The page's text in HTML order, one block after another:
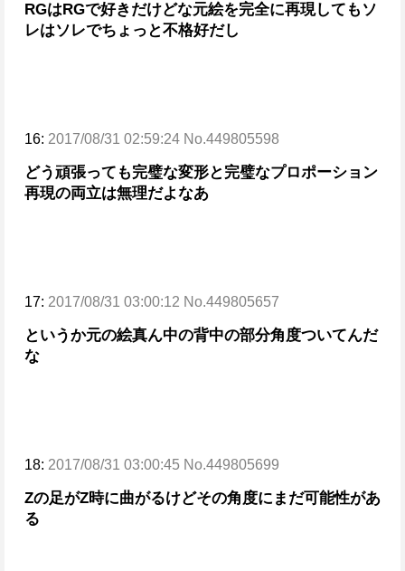
RGはRGで好きだけどな元絵を完全に再現してもソ
レはソレでちょっと不格好だし
16: 2017/08/31 02:59:24 No.449805598
どう頑張っても完璧な変形と完璧なプロポーション
再現の両立は無理だよなあ
17: 2017/08/31 03:00:12 No.449805657
というか元の絵真ん中の背中の部分角度ついてんだ
な
18: 2017/08/31 03:00:45 No.449805699
Zの足がZ時に曲がるけどその角度にまだ可能性があ
る